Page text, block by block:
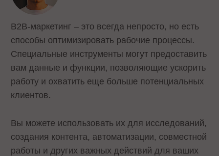
B2B-маркетинг – это всегда непросто, но есть
способы оптимизировать рабочие процессы.
Специальные инструменты могут предоставить
вам данные и функции, позволяющие ускорить
работу и охватить еще больше потенциальных
клиентов.
Вы можете использовать их для исследований,
создания контента, автоматизации, совместной
работы и других важных действий для ваших